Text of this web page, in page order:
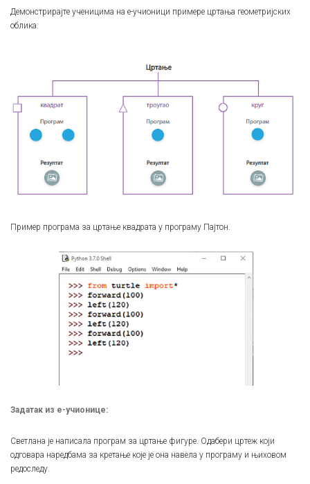
Демонстрирајте ученицима на е-учионици примере цртања геометријских
облика:
Пример програма за цртање квадрата у програму Пајтон.
Задатак из е-учионице:
Светлана је написала програм за цртање фигуре. Одабери цртеж који
одговара наредбама за кретање које је она навела у програму и њиховом
редоследу.